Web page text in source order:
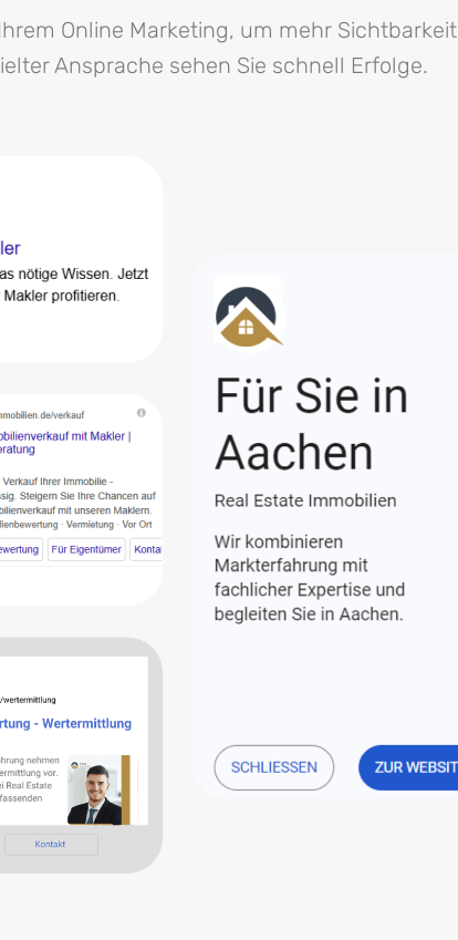
Online Marketing, um mehr Sichtbarkeit
Ansprache sehen Sie schnell Erfolge.